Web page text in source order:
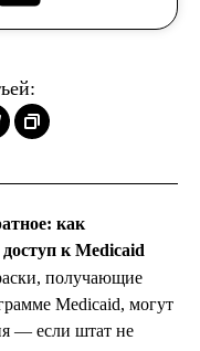
как
к Medicaid
получающие
Medicaid, могут
— если штат не